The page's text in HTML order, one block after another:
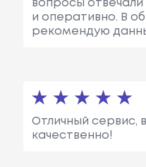
вопросы
и оперативно. В
рекомендую
Отличный сервис,
качественно!